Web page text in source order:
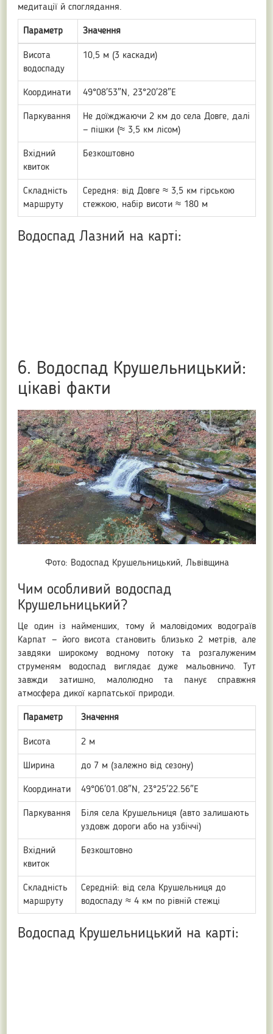
медитації й споглядання.
Параметр Значення
Висота
водоспаду
10,5 м (3 каскади)
Координати 49°08′53″N, 23°20′28″E
Паркування
Не доїжджаючи 2 км до села Довге, далі
— пішки (≈ 3,5 км лісом)
Вхідний
квиток
Безкоштовно
Складність
маршруту
Середня: від Довге ≈ 3,5 км гірською
стежкою, набір висоти ≈ 180 м
Водоспад Лазний на карті:
6. Водоспад Крушельницький:
цікаві факти
Фото: Водоспад Крушельницький, Львівщина
Чим особливий водоспад
Крушельницький?
Це один із найменших, тому й маловідомих водограїв
Карпат — його висота становить близько 2 метрів, але
завдяки широкому водному потоку та розгалуженим
струменям водоспад виглядає дуже мальовничо. Тут
завжди затишно, малолюдно та панує справжня
атмосфера дикої карпатської природи.
Параметр Значення
Висота 2 м
Ширина до 7 м (залежно від сезону)
Координати 49°06′01.08″N, 23°25′22.56″E
Паркування
Біля села Крушельниця (авто залишають
уздовж дороги або на узбіччі)
Вхідний
квиток
Безкоштовно
Складність
маршруту
Середній: від села Крушельниця до
водоспаду ≈ 4 км по рівній стежці
Водоспад Крушельницький на карті: